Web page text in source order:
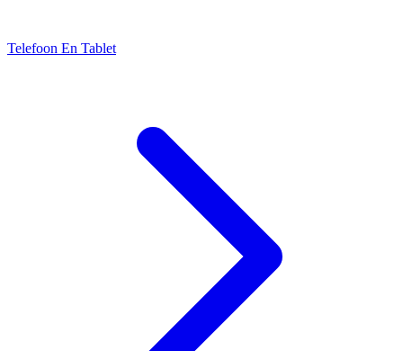
Telefoon En Tablet